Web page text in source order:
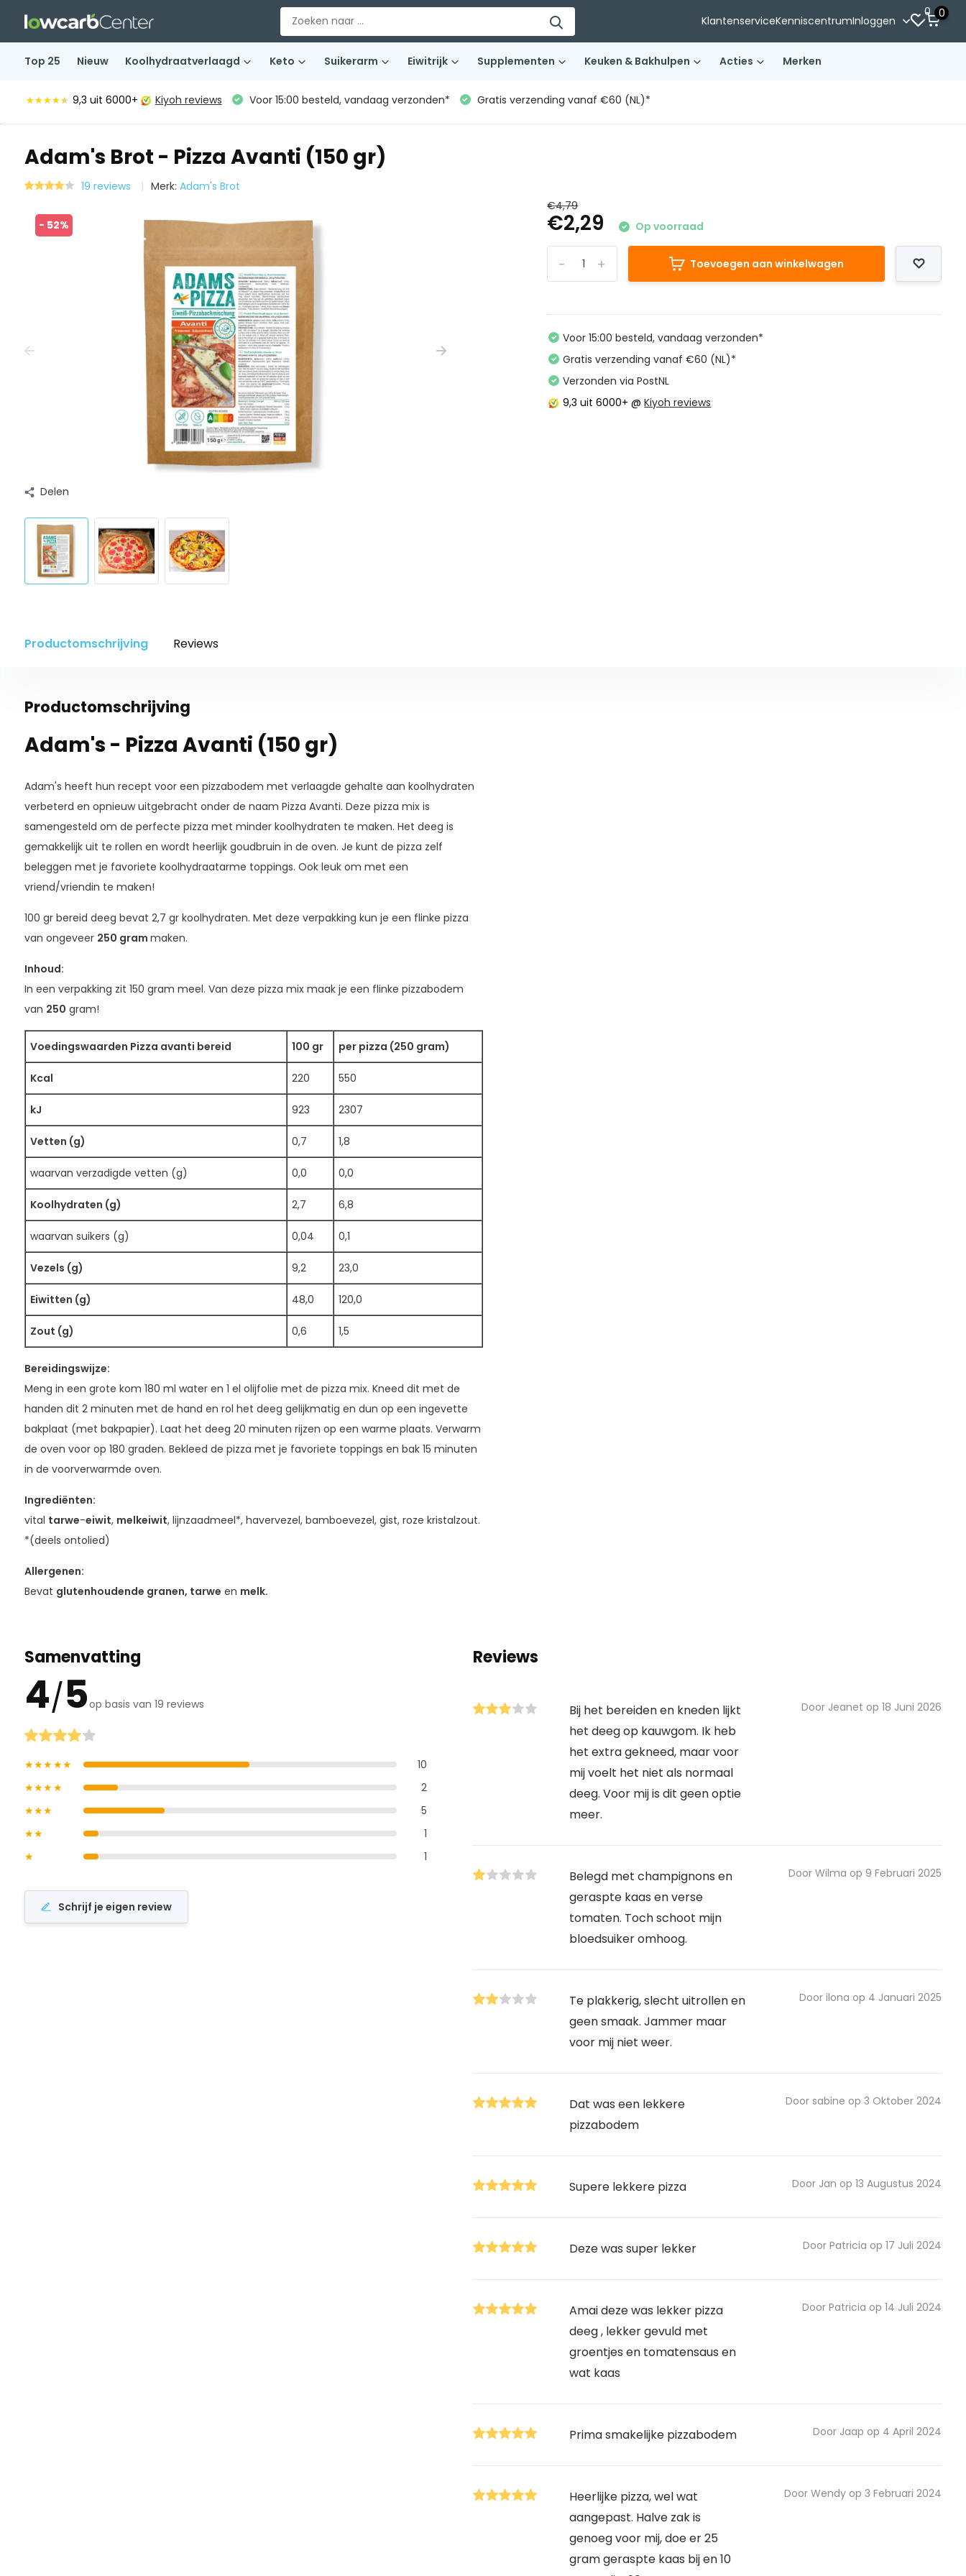
KlantenserviceKenniscentrumInloggen
0 0
Top 25 Nieuw Koolhydraatverlaagd Keto Suikerarm Eiwitrijk Supplementen Keuken & Bakhulpen Acties Merken
★★★★★
★★★★★ 9,3 uit 6000+ Kiyoh reviews Voor 15:00 besteld, vandaag verzonden* Gratis verzending vanaf €60 (NL)*
Adam's Brot - Pizza Avanti (150 gr)
19 reviews Merk: Adam's Brot
- 52%
Delen
€4,79
€2,29 Op voorraad
+
- Toevoegen aan winkelwagen
Voor 15:00 besteld, vandaag verzonden*
Gratis verzending vanaf €60 (NL)*
Verzonden via PostNL
9,3 uit 6000+ @Kiyoh reviews
Productomschrijving Reviews
Productomschrijving
Adam's - Pizza Avanti (150 gr)
Adam's heeft hun recept voor een pizzabodem met verlaagde gehalte aan koolhydraten
verbeterd en opnieuw uitgebracht onder de naam Pizza Avanti. Deze pizza mix is
samengesteld om de perfecte pizza met minder koolhydraten te maken. Het deeg is
gemakkelijk uit te rollen en wordt heerlijk goudbruin in de oven. Je kunt de pizza zelf
beleggen met je favoriete koolhydraatarme toppings. Ook leuk om met een
vriend/vriendin te maken!
100 gr bereid deeg bevat 2,7 gr koolhydraten. Met deze verpakking kun je een flinke pizza
van ongeveer 250 gram maken.
Inhoud:
In een verpakking zit 150 gram meel. Van deze pizza mix maak je een flinke pizzabodem
van 250 gram!
Voedingswaarden Pizza avanti bereid 100 gr per pizza (250 gram)
Kcal 220 550
kJ 923 2307
Vetten (g) 0,7 1,8
waarvan verzadigde vetten (g) 0,0 0,0
Koolhydraten (g) 2,7 6,8
waarvan suikers (g) 0,04 0,1
Vezels (g) 9,2 23,0
Eiwitten (g) 48,0 120,0
Zout (g) 0,6 1,5
Bereidingswijze:
Meng in een grote kom 180 ml water en 1 el olijfolie met de pizza mix. Kneed dit met de
handen dit 2 minuten met de hand en rol het deeg gelijkmatig en dun op een ingevette
bakplaat (met bakpapier). Laat het deeg 20 minuten rijzen op een warme plaats. Verwarm
de oven voor op 180 graden. Bekleed de pizza met je favoriete toppings en bak 15 minuten
in de voorverwarmde oven.
Ingrediënten:
vital tarwe-eiwit, melkeiwit, lijnzaadmeel*, havervezel, bamboevezel, gist, roze kristalzout.
*(deels ontolied)
Allergenen:
Bevat glutenhoudende granen, tarwe en melk.
Samenvatting
4/5op basis van 19 reviews
★★★★★
10
★★★★
2
★★★
5
★★
1
★
1
Schrijf je eigen review
Reviews
Bij het bereiden en kneden lijkt
het deeg op kauwgom. Ik heb
het extra gekneed, maar voor
mij voelt het niet als normaal
deeg. Voor mij is dit geen optie
meer.
Door Jeanet op 18 Juni 2026
Belegd met champignons en
geraspte kaas en verse
tomaten. Toch schoot mijn
bloedsuiker omhoog.
Door Wilma op 9 Februari 2025
Te plakkerig, slecht uitrollen en
geen smaak. Jammer maar
voor mij niet weer.
Door ilona op 4 Januari 2025
Dat was een lekkere
pizzabodem
Door sabine op 3 Oktober 2024
Supere lekkere pizza Door Jan op 13 Augustus 2024
Deze was super lekker Door Patricia op 17 Juli 2024
Amai deze was lekker pizza
deeg , lekker gevuld met
groentjes en tomatensaus en
wat kaas
Door Patricia op 14 Juli 2024
Prima smakelijke pizzabodem Door Jaap op 4 April 2024
Heerlijke pizza, wel wat
aangepast. Halve zak is
genoeg voor mij, doe er 25
gram geraspte kaas bij en 10
Door Wendy op 3 Februari 2024